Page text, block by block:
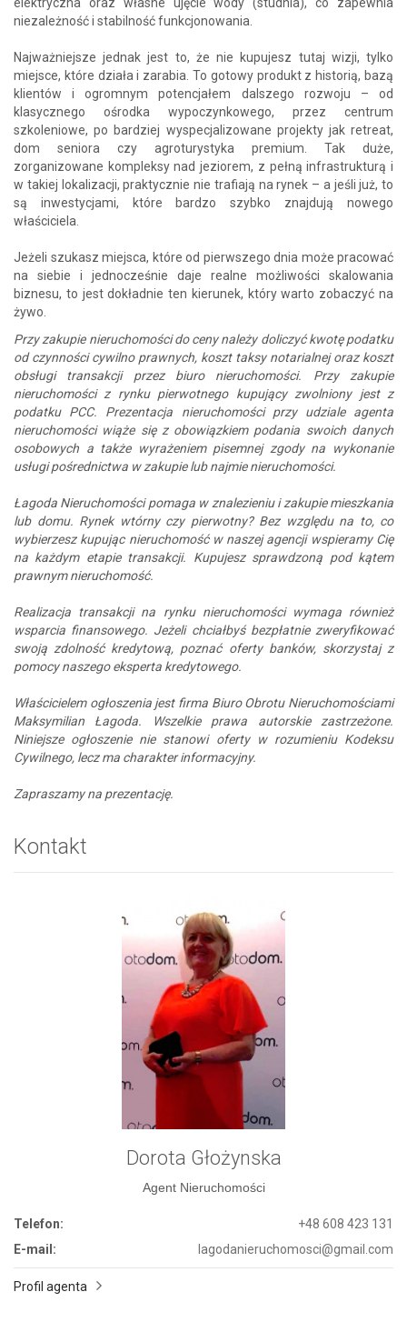
niezależność i stabilność funkcjonowania.
Najważniejsze jednak jest to, że nie kupujesz tutaj wizji, tylko
miejsce, które działa i zarabia. To gotowy produkt z historią, bazą
klientów i ogromnym potencjałem dalszego rozwoju – od
klasycznego ośrodka wypoczynkowego, przez centrum
szkoleniowe, po bardziej wyspecjalizowane projekty jak retreat,
dom seniora czy agroturystyka premium. Tak duże,
zorganizowane kompleksy nad jeziorem, z pełną infrastrukturą i
w takiej lokalizacji, praktycznie nie trafiają na rynek – a jeśli już, to
są inwestycjami, które bardzo szybko znajdują nowego
właściciela.
Jeżeli szukasz miejsca, które od pierwszego dnia może pracować
na siebie i jednocześnie daje realne możliwości skalowania
biznesu, to jest dokładnie ten kierunek, który warto zobaczyć na
żywo.
Przy zakupie nieruchomości do ceny należy doliczyć kwotę podatku
od czynności cywilno prawnych, koszt taksy notarialnej oraz koszt
obsługi transakcji przez biuro nieruchomości. Przy zakupie
nieruchomości z rynku pierwotnego kupujący zwolniony jest z
podatku PCC. Prezentacja nieruchomości przy udziale agenta
nieruchomości wiąże się z obowiązkiem podania swoich danych
osobowych a także wyrażeniem pisemnej zgody na wykonanie
usługi pośrednictwa w zakupie lub najmie nieruchomości.
Łagoda Nieruchomości pomaga w znalezieniu i zakupie mieszkania
lub domu. Rynek wtórny czy pierwotny? Bez względu na to, co
wybierzesz kupując nieruchomość w naszej agencji wspieramy Cię
na każdym etapie transakcji. Kupujesz sprawdzoną pod kątem
prawnym nieruchomość.
Realizacja transakcji na rynku nieruchomości wymaga również
wsparcia finansowego. Jeżeli chciałbyś bezpłatnie zweryfikować
swoją zdolność kredytową, poznać oferty banków, skorzystaj z
pomocy naszego eksperta kredytowego.
Właścicielem ogłoszenia jest firma Biuro Obrotu Nieruchomościami
Maksymilian Łagoda. Wszelkie prawa autorskie zastrzeżone.
Niniejsze ogłoszenie nie stanowi oferty w rozumieniu Kodeksu
Cywilnego, lecz ma charakter informacyjny.
Zapraszamy na prezentację.
Kontakt
Dorota Głożynska
Agent Nieruchomości
Telefon:
+48 608 423 131
E-mail:
lagodanieruchomosci@gmail.com
Profil agenta